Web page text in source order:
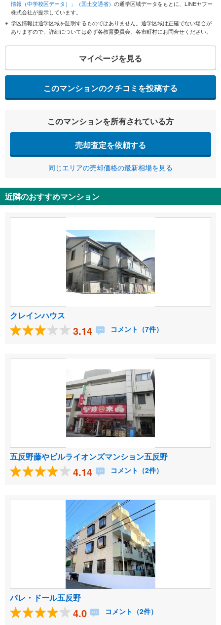
情報（中学校区データ）」（国土交通省） の通学区域データをもとに、LINEヤフー
株式会社が提示しています。
学区情報は通学区域を証明するものではありません。通学区域は正確でない場合が
ありますので、詳細については必ず各教育委員会、各市町村にお問合せください。
マイページを見る
このマンションのクチコミを投稿する
このマンションを所有されている方
売却査定を依頼する
同じエリアの売却価格の最新相場を見る
近隣のおすすめマンション
クレインハウス
3.14 コメント（7件）
五反野藤やビルライオンズマンション五反野
4.14 コメント（2件）
パレ・ドール五反野
4.0 コメント（2件）